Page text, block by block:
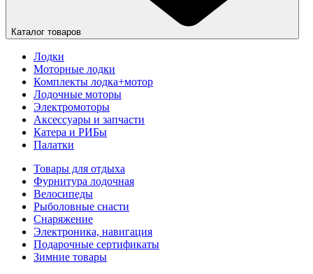
Каталог товаров
Лодки
Моторные лодки
Комплекты лодка+мотор
Лодочные моторы
Электромоторы
Аксессуары и запчасти
Катера и РИБы
Палатки
Товары для отдыха
Фурнитура лодочная
Велосипеды
Рыболовные снасти
Снаряжение
Электроника, навигация
Подарочные сертификаты
Зимние товары